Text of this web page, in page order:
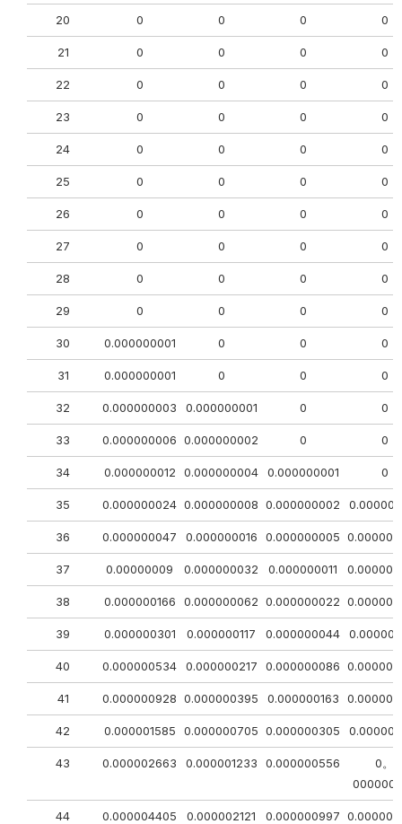
20 0 0 0 0
21 0 0 0 0
22 0 0 0 0
23 0 0 0 0
24 0 0 0 0
25 0 0 0 0
26 0 0 0 0
27 0 0 0 0
28 0 0 0 0
29 0 0 0 0
30 0.000000001 0 0 0
31 0.000000001 0 0 0
32 0.000000003 0.000000001 0 0
33 0.000000006 0.000000002 0 0
34 0.000000012 0.000000004 0.000000001 0
35 0.000000024 0.000000008 0.000000002
36 0.000000047 0.000000016 0.000000005
37 0.00000009 0.000000032 0.000000011
38 0.000000166 0.000000062 0.000000022
39 0.000000301 0.000000117 0.000000044
40 0.000000534 0.000000217 0.000000086
41 0.000000928 0.000000395 0.000000163
42 0.000001585 0.000000705 0.000000305
43 0.000002663 0.000001233 0.000000556
0。
44 0.000004405 0.000002121 0.000000997